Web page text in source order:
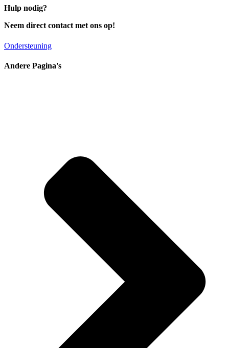
Hulp nodig?
Neem direct contact met ons op!
Ondersteuning
Andere Pagina's